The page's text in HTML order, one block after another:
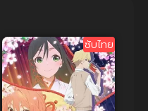
ซับไทย